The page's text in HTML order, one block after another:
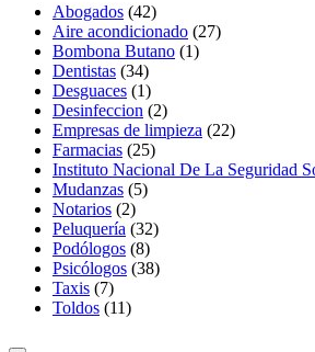
Abogados (42)
Aire acondicionado (27)
Bombona Butano (1)
Dentistas (34)
Desguaces (1)
Desinfeccion (2)
Empresas de limpieza (22)
Farmacias (25)
Instituto Nacional De La Seguridad
Mudanzas (5)
Notarios (2)
Peluquería (32)
Podólogos (8)
Psicólogos (38)
Taxis (7)
Toldos (11)